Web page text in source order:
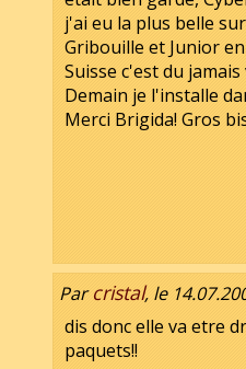
j'ai eu la plus belle
Gribouille et Junior
Suisse c'est du
Demain je l'installe
Merci Brigida! Gros
Parcristal, le
dis donc elle va etre
paquets!!